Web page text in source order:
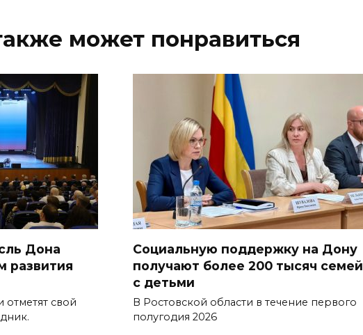
может понравиться
Дона
развития
отметят свой
Социальную поддержку на Дону
получают более 200 тысяч семей
с детьми
В Ростовской области в течение первого
полугодия 2026